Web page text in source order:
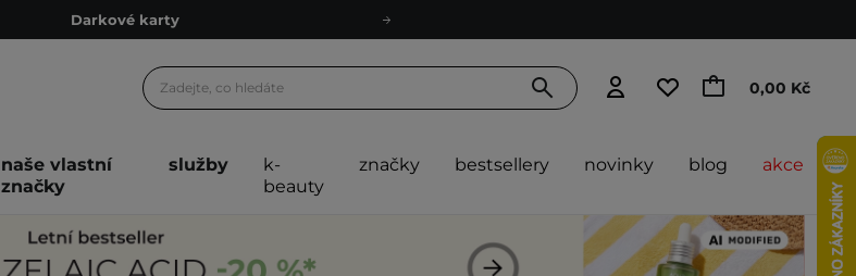
Ekologické balení
Odeslání do 24 hod.
Ekologické balení
0,00 Kč
naše vlastní
značky
služby
k-
beauty
značky bestsellery novinky blog akce